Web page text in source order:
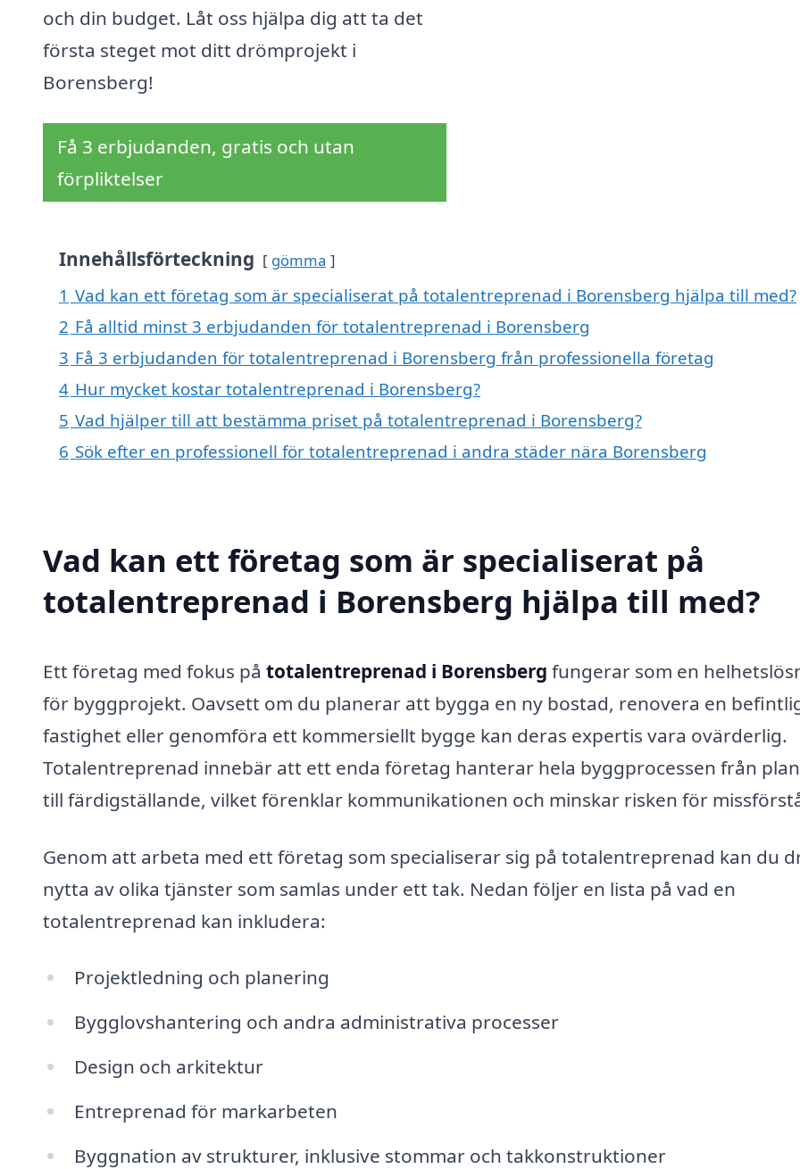
och din budget. Låt oss hjälpa dig att ta det
första steget mot ditt drömprojekt i
Borensberg!
Få 3 erbjudanden, gratis och utan
förpliktelser
Innehållsförteckning gömma
1 Vad kan ett företag som är specialiserat på totalentreprenad i Borensberg hjälpa till med?
2 Få alltid minst 3 erbjudanden för totalentreprenad i Borensberg
3 Få 3 erbjudanden för totalentreprenad i Borensberg från professionella företag
4 Hur mycket kostar totalentreprenad i Borensberg?
5 Vad hjälper till att bestämma priset på totalentreprenad i Borensberg?
6 Sök efter en professionell för totalentreprenad i andra städer nära Borensberg
Vad kan ett företag som är specialiserat på
totalentreprenad i Borensberg hjälpa till med?
Ett företag med fokus på totalentreprenad i Borensberg fungerar som en
för byggprojekt. Oavsett om du planerar att bygga en ny bostad, renovera en
fastighet eller genomföra ett kommersiellt bygge kan deras expertis vara ovärderlig.
Totalentreprenad innebär att ett enda företag hanterar hela byggprocessen från
till färdigställande, vilket förenklar kommunikationen och minskar risken för
Genom att arbeta med ett företag som specialiserar sig på totalentreprenad kan du
nytta av olika tjänster som samlas under ett tak. Nedan följer en lista på vad en
totalentreprenad kan inkludera:
Projektledning och planering
Bygglovshantering och andra administrativa processer
Design och arkitektur
Entreprenad för markarbeten
Byggnation av strukturer, inklusive stommar och takkonstruktioner